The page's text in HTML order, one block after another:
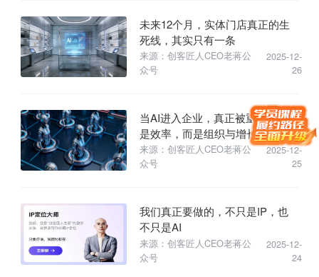
未来12个月，实体门店真正的生
死线，其实只有一条
来源：创客匠人CEO老蒋公
众号
2025-12-
26
当AI进入企业，真正被重构的不
是效率，而是组织与增长逻辑
来源：创客匠人CEO老蒋公
众号
2025-12-
25
我们真正要做的，不只是IP，也
不只是AI
来源：创客匠人CEO老蒋公
众号
2025-12-
24